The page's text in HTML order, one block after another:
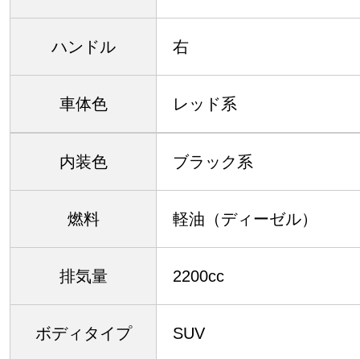
ハンドル 右
車体色 レッド系
内装色 ブラック系
燃料 軽油（ディーゼル）
排気量 2200cc
ボディタイプ SUV